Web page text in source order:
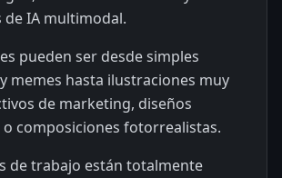
IA multimodal.
pueden ser desde simples
memes hasta ilustraciones muy
de marketing, diseños
o composiciones fotorrealistas.
de trabajo están totalmente